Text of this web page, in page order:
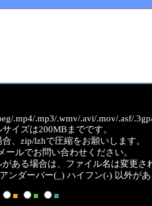
.mp4/.mp3/.wmv/.avi/.mov/.asf/
イズは200MBまでです。
、zip/lzhで圧縮をお願いします。
ールでお問い合わせください。
ある場合は、ファイル名は変更さ
ンダーバー(_) ハイフン(-) 以外が
■ ■
■